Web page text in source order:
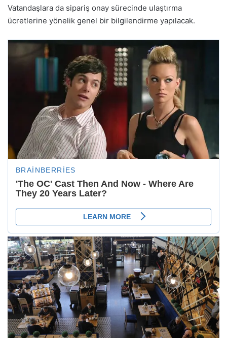
Vatandaşlara da sipariş onay sürecinde ulaştırma
ücretlerine yönelik genel bir bilgilendirme yapılacak.